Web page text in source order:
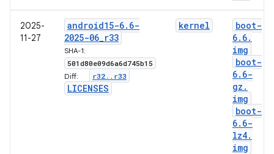
2025-
11-27
android15-6. 6-
2025-06_r33
SHA-1:
501d80e09d6a6d745b15
Diff: r32. . r33
LICENSES
kernel
boot-
6. 6.
img
boot-
6. 6-
gz .
img
boot-
6. 6-
lz4.
img